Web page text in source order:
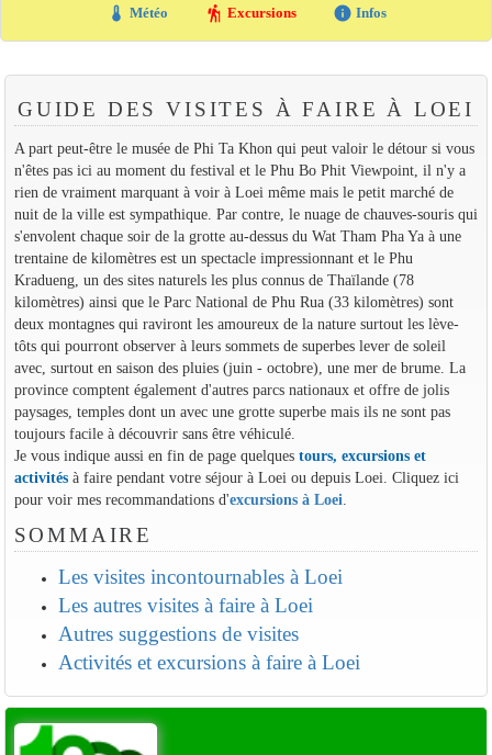
thermostat Météo hiking Excursions info Infos
GUIDE DES VISITES À FAIRE À LOEI
A part peut-être le musée de Phi Ta Khon qui peut valoir le détour si vous
n'êtes pas ici au moment du festival et le Phu Bo Phit Viewpoint, il n'y a
rien de vraiment marquant à voir à Loei même mais le petit marché de
nuit de la ville est sympathique. Par contre, le nuage de chauves-souris qui
s'envolent chaque soir de la grotte au-dessus du Wat Tham Pha Ya à une
trentaine de kilomètres est un spectacle impressionnant et le Phu
Kradueng, un des sites naturels les plus connus de Thaïlande (78
kilomètres) ainsi que le Parc National de Phu Rua (33 kilomètres) sont
deux montagnes qui raviront les amoureux de la nature surtout les lève-
tôts qui pourront observer à leurs sommets de superbes lever de soleil
avec, surtout en saison des pluies (juin - octobre), une mer de brume. La
province comptent également d'autres parcs nationaux et offre de jolis
paysages, temples dont un avec une grotte superbe mais ils ne sont pas
toujours facile à découvrir sans être véhiculé.
Je vous indique aussi en fin de page quelques tours, excursions et
activitésà faire pendant votre séjour à Loei ou depuis Loei. Cliquez ici
pour voir mes recommandations d'excursions à Loei
SOMMAIRE
Les visites incontournables à Loei
Les autres visites à faire à Loei
Autres suggestions de visites
Activités et excursions à faire à Loei